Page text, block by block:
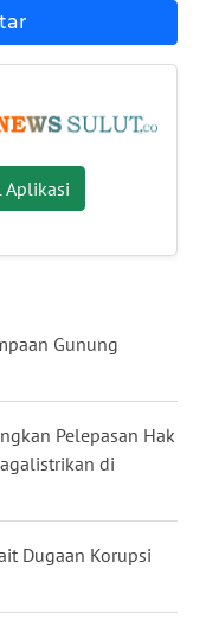
Aplikasi
Gunung
Pelepasan Hak
di
Dugaan Korupsi